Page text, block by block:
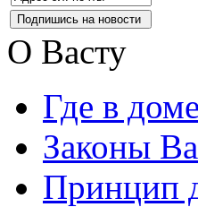
О Васту
Где в
Законы
Принцип